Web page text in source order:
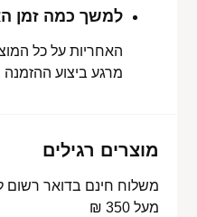
למשך כמה זמן
האחריות על כל
מרגע ביצוע ההזמנה
מוצרים רגילים
מעל 350 ₪